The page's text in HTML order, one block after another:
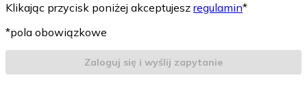
Klikając przycisk poniżej akceptujesz regulamin*
*pola obowiązkowe
Zaloguj się i wyślij zapytanie